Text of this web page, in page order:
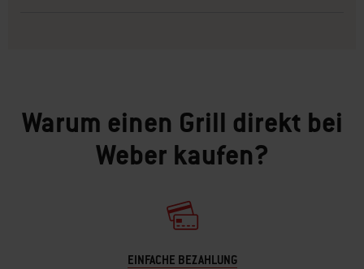
Warum einen Grill direkt bei
Weber kaufen?
EINFACHE BEZAHLUNG